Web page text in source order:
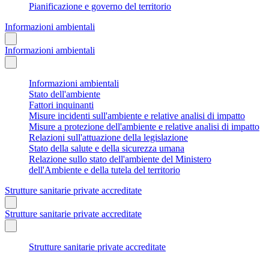
Pianificazione e governo del territorio
Informazioni ambientali
Informazioni ambientali
Informazioni ambientali
Stato dell'ambiente
Fattori inquinanti
Misure incidenti sull'ambiente e relative analisi di impatto
Misure a protezione dell'ambiente e relative analisi di impatto
Relazioni sull'attuazione della legislazione
Stato della salute e della sicurezza umana
Relazione sullo stato dell'ambiente del Ministero
dell'Ambiente e della tutela del territorio
Strutture sanitarie private accreditate
Strutture sanitarie private accreditate
Strutture sanitarie private accreditate